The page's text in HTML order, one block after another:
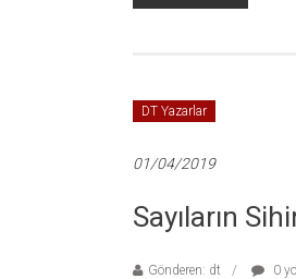
DT Yazarlar
01/04/2019
Sayıların
Gönderen: dt 0